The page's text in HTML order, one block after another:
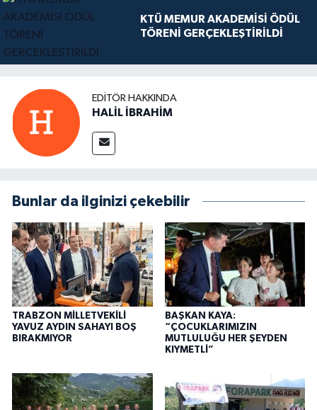
KTÜ MEMUR AKADEMİSİ ÖDÜL
TÖRENİ GERÇEKLEŞTİRİLDİ
EDITÖR HAKKINDA
HALİL İBRAHİM
Bunlar da ilginizi çekebilir
TRABZON MİLLETVEKİLİ
YAVUZ AYDIN SAHAYI BOŞ
BIRAKMIYOR
BAŞKAN KAYA:
“ÇOCUKLARIMIZIN
MUTLULUĞU HER ŞEYDEN
KIYMETLİ”